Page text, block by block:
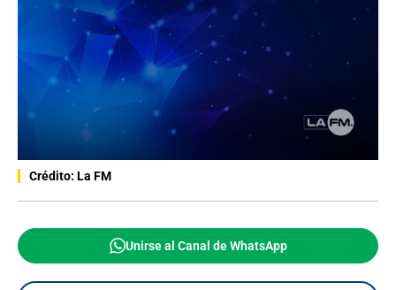
Crédito: La FM
Unirse al Canal de WhatsApp